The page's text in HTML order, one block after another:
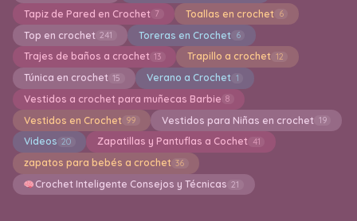
Tapiz de Pared en Crochet 7 Toallas en crochet 6
Top en crochet 241 Toreras en Crochet 6
Trajes de baños a crochet 13 Trapillo a crochet 12
Túnica en crochet 15 Verano a Crochet 1
Vestidos a crochet para muñecas Barbie 8
Vestidos en Crochet 99 Vestidos para Niñas en crochet 19
Videos 20 Zapatillas y Pantuflas a Cochet 41
zapatos para bebés a crochet 36
Crochet Inteligente Consejos y Técnicas 21